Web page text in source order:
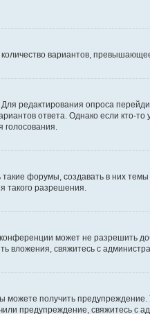
вариантов,
редактирования опроса
ответа. Однако если кто-
голосования.
форумы, создавать в них
такого разрешения.
может не разрешить
вложения, свяжитесь с
получить
предупреждение, свяжитесь с